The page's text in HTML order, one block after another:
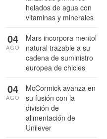
helados de agua con
vitaminas y minerales
Mars incorpora mentol
natural trazable a su
cadena de suministro
europea de chicles
04
AGO
McCormick avanza en
su fusión con la
división de
alimentación de
Unilever
04
AGO